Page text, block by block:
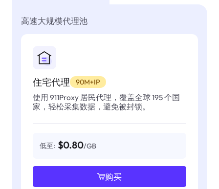
高速大规模代理池
住宅代理 90M+IP
使用 911Proxy 居民代理，覆盖全球 195 个国
家，轻松采集数据，避免被封锁。
低至: $0.80/GB
购买